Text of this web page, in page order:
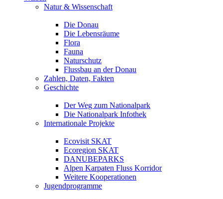
Natur & Wissenschaft
Die Donau
Die Lebensräume
Flora
Fauna
Naturschutz
Flussbau an der Donau
Zahlen, Daten, Fakten
Geschichte
Der Weg zum Nationalpark
Die Nationalpark Infothek
Internationale Projekte
Ecovisit SKAT
Ecoregion SKAT
DANUBEPARKS
Alpen Karpaten Fluss Korridor
Weitere Kooperationen
Jugendprogramme